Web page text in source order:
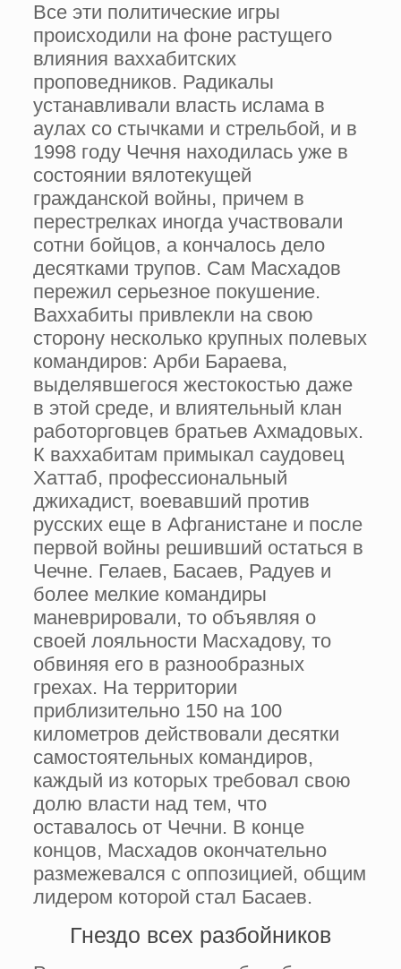
Все эти политические игры
происходили на фоне растущего
влияния ваххабитских
проповедников. Радикалы
устанавливали власть ислама в
аулах со стычками и стрельбой, и в
1998 году Чечня находилась уже в
состоянии вялотекущей
гражданской войны, причем в
перестрелках иногда участвовали
сотни бойцов, а кончалось дело
десятками трупов. Сам Масхадов
пережил серьезное покушение.
Ваххабиты привлекли на свою
сторону несколько крупных полевых
командиров: Арби Бараева,
выделявшегося жестокостью даже
в этой среде, и влиятельный клан
работорговцев братьев Ахмадовых.
К ваххабитам примыкал саудовец
Хаттаб, профессиональный
джихадист, воевавший против
русских еще в Афганистане и после
первой войны решивший остаться в
Чечне. Гелаев, Басаев, Радуев и
более мелкие командиры
маневрировали, то объявляя о
своей лояльности Масхадову, то
обвиняя его в разнообразных
грехах. На территории
приблизительно 150 на 100
километров действовали десятки
самостоятельных командиров,
каждый из которых требовал свою
долю власти над тем, что
оставалось от Чечни. В конце
концов, Масхадов окончательно
размежевался с оппозицией, общим
лидером которой стал Басаев.
Гнездо всех разбойников